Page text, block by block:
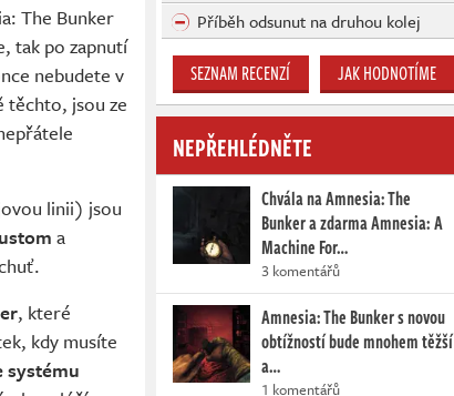
The Bunker
tak po zapnutí
nebudete v
těchto, jsou ze
linii) jsou
a
, které
kdy musíte
systému
Příběh odsunut na druhou kolej
SEZNAM RECENZÍ JAK HODNOTÍME
NEPŘEHLÉDNĚTE
Chvála na Amnesia: The
Bunker a zdarma Amnesia: A
Machine For…
3 komentářů
Amnesia: The Bunker s novou
obtížností bude mnohem těžší
a…
1 komentářů